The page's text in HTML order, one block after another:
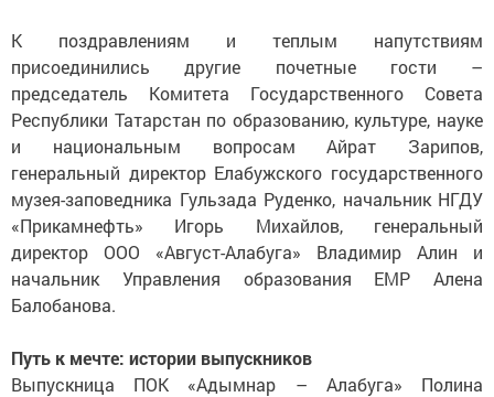
К поздравлениям и теплым напутствиям
присоединились другие почетные гости –
председатель Комитета Государственного Совета
Республики Татарстан по образованию, культуре, науке
и национальным вопросам Айрат Зарипов,
генеральный директор Елабужского государственного
музея-заповедника Гульзада Руденко, начальник НГДУ
«Прикамнефть» Игорь Михайлов, генеральный
директор ООО «Август-Алабуга» Владимир Алин и
начальник Управления образования ЕМР Алена
Балобанова.
Путь к мечте: истории выпускников
Выпускница ПОК «Адымнар – Алабуга» Полина